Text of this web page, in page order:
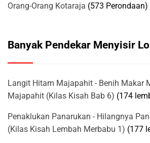
Orang-Orang Kotaraja (573 Perondaan)
Banyak Pendekar Menyisir
Langit Hitam Majapahit - Benih Makar
Majapahit (Kilas Kisah Bab 6) (174
Penaklukan Panarukan - Hilangnya
(Kilas Kisah Lembah Merbabu 1) (177